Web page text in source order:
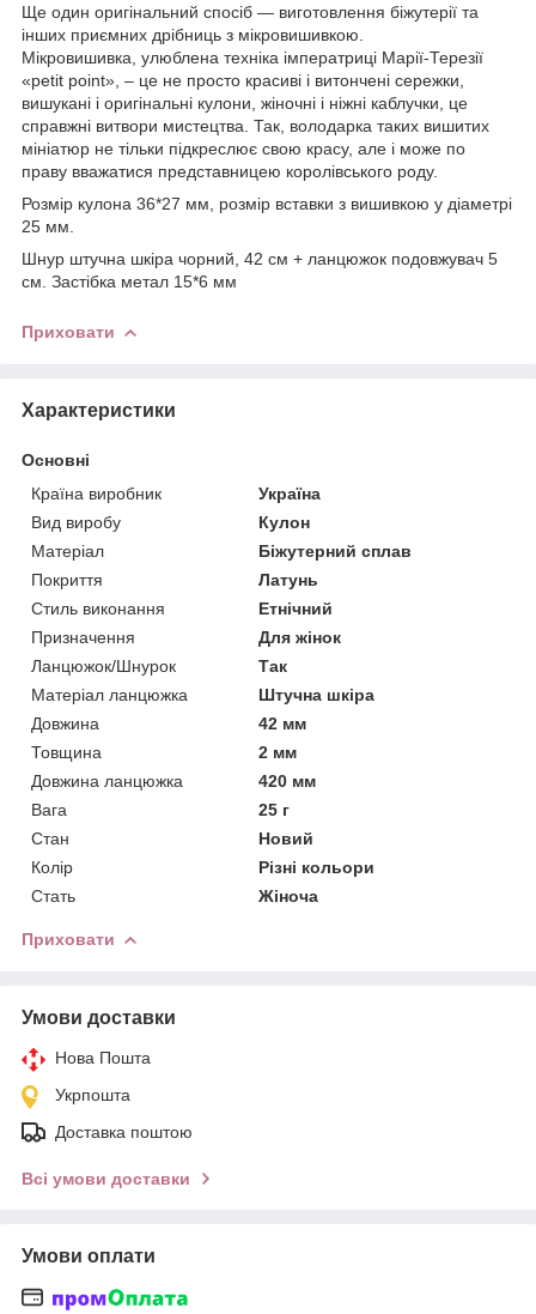
Ще один оригінальний спосіб — виготовлення біжутерії та
інших приємних дрібниць з мікровишивкою.
Мікровишивка, улюблена техніка імператриці Марії-Терезії
«рetit рoint», – це не просто красиві і витончені сережки,
вишукані і оригінальні кулони, жіночні і ніжні каблучки, це
справжні витвори мистецтва. Так, володарка таких вишитих
мініатюр не тільки підкреслює свою красу, але і може по
праву вважатися представницею королівського роду.
Розмір кулона 36*27 мм, розмір вставки з вишивкою у діаметрі
25 мм.
Шнур штучна шкіра чорний, 42 см + ланцюжок подовжувач 5
см. Застібка метал 15*6 мм
Приховати
Характеристики
Основні
Країна виробник
Україна
Вид виробу
Кулон
Матеріал
Біжутерний сплав
Покриття
Латунь
Стиль виконання
Етнічний
Призначення
Для жінок
Ланцюжок/Шнурок
Так
Матеріал ланцюжка
Штучна шкіра
Довжина
42 мм
Товщина
2 мм
Довжина ланцюжка
420 мм
Вага
25 г
Стан
Новий
Колір
Різні кольори
Стать
Жіноча
Приховати
Умови доставки
Нова Пошта
Укрпошта
Доставка поштою
Всі умови доставки
Умови оплати